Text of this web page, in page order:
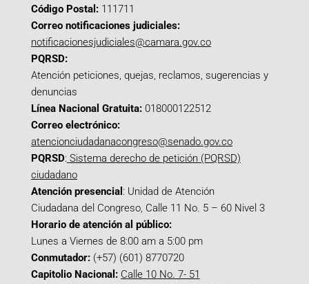
Código Postal: 111711
Correo notificaciones judiciales:
notificacionesjudiciales@camara.gov.co
PQRSD:
Atención peticiones, quejas, reclamos, sugerencias y
denuncias
Línea Nacional Gratuita: 018000122512
Correo electrónico:
atencionciudadanacongreso@senado.gov.co
PQRSD: Sistema derecho de petición (PQRSD)
ciudadano
Atención presencial : Unidad de Atención
Ciudadana del Congreso, Calle 11 No. 5 – 60 Nivel 3
Horario de atención al público:
Lunes a Viernes de 8:00 am a 5:00 pm
Conmutador: (+57) (601) 8770720
Capitolio Nacional: Calle 10 No. 7- 51